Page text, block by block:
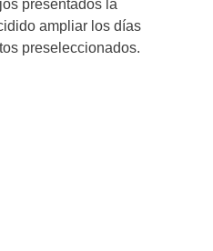
presentados la
ampliar los días
preseleccionados.